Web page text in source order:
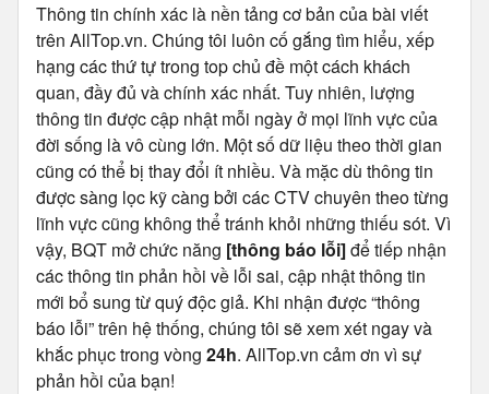
Thông tin chính xác là nền tảng cơ bản của bài viết
trên AllTop.vn. Chúng tôi luôn cố gắng tìm hiểu, xếp
hạng các thứ tự trong top chủ đề một cách khách
quan, đầy đủ và chính xác nhất. Tuy nhiên, lượng
thông tin được cập nhật mỗi ngày ở mọi lĩnh vực của
đời sống là vô cùng lớn. Một số dữ liệu theo thời gian
cũng có thể bị thay đổi ít nhiều. Và mặc dù thông tin
được sàng lọc kỹ càng bởi các CTV chuyên theo từng
lĩnh vực cũng không thể tránh khỏi những thiếu sót. Vì
vậy, BQT mở chức năng [thông báo lỗi]để tiếp nhận
các thông tin phản hồi về lỗi sai, cập nhật thông tin
mới bổ sung từ quý độc giả. Khi nhận được “thông
báo lỗi” trên hệ thống, chúng tôi sẽ xem xét ngay và
khắc phục trong vòng 24h. AllTop.vn cảm ơn vì sự
phản hồi của bạn!